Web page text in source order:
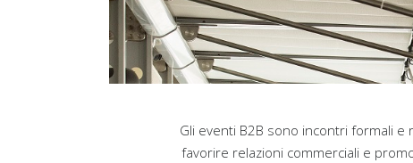
Gli eventi B2B sono incontri formali e
favorire relazioni commerciali e